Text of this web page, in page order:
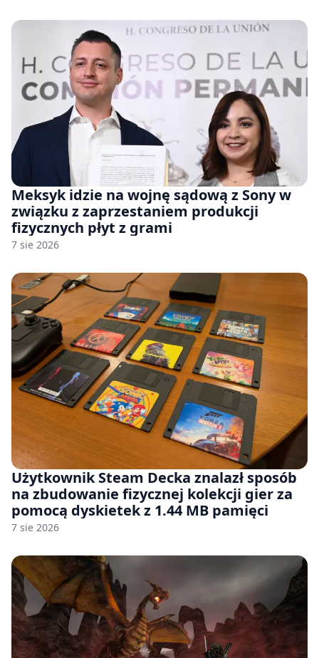
Meksyk idzie na wojnę sądową z Sony w
związku z zaprzestaniem produkcji
fizycznych płyt z grami
7 sie 2026
Użytkownik Steam Decka znalazł sposób
na zbudowanie fizycznej kolekcji gier za
pomocą dyskietek z 1.44 MB pamięci
7 sie 2026